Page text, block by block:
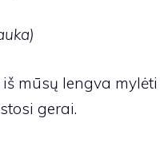
mūsų lengva mylėti
gerai.